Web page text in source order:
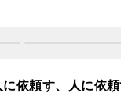
依頼す、人に依